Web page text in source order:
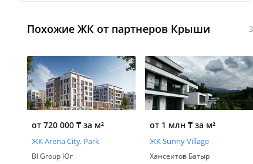
Похожие ЖК от партнеров Крыши 3
от 720 000 ₸ за м²
ЖК Arena City. Park
BI Group Юг
от 1 млн ₸за м²
ЖК Sunny Village
Хансеитов Батыр